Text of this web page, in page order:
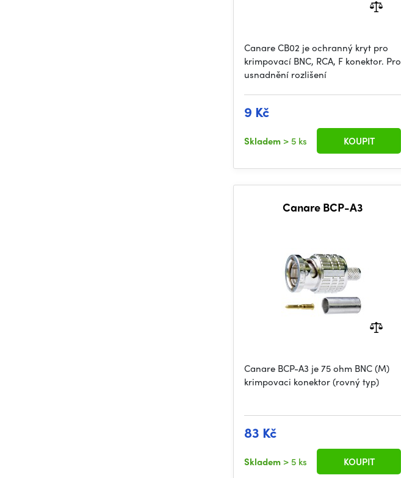
Canare CB02 je ochranný kryt pro
krimpovací BNC, RCA, F konektor. Pro
usnadnění rozlišení
9 Kč
Skladem > 5 ks KOUPIT
Canare BCP-A3
Canare BCP-A3 je 75 ohm BNC (M)
krimpovaci konektor (rovný typ)
83 Kč
Skladem > 5 ks KOUPIT